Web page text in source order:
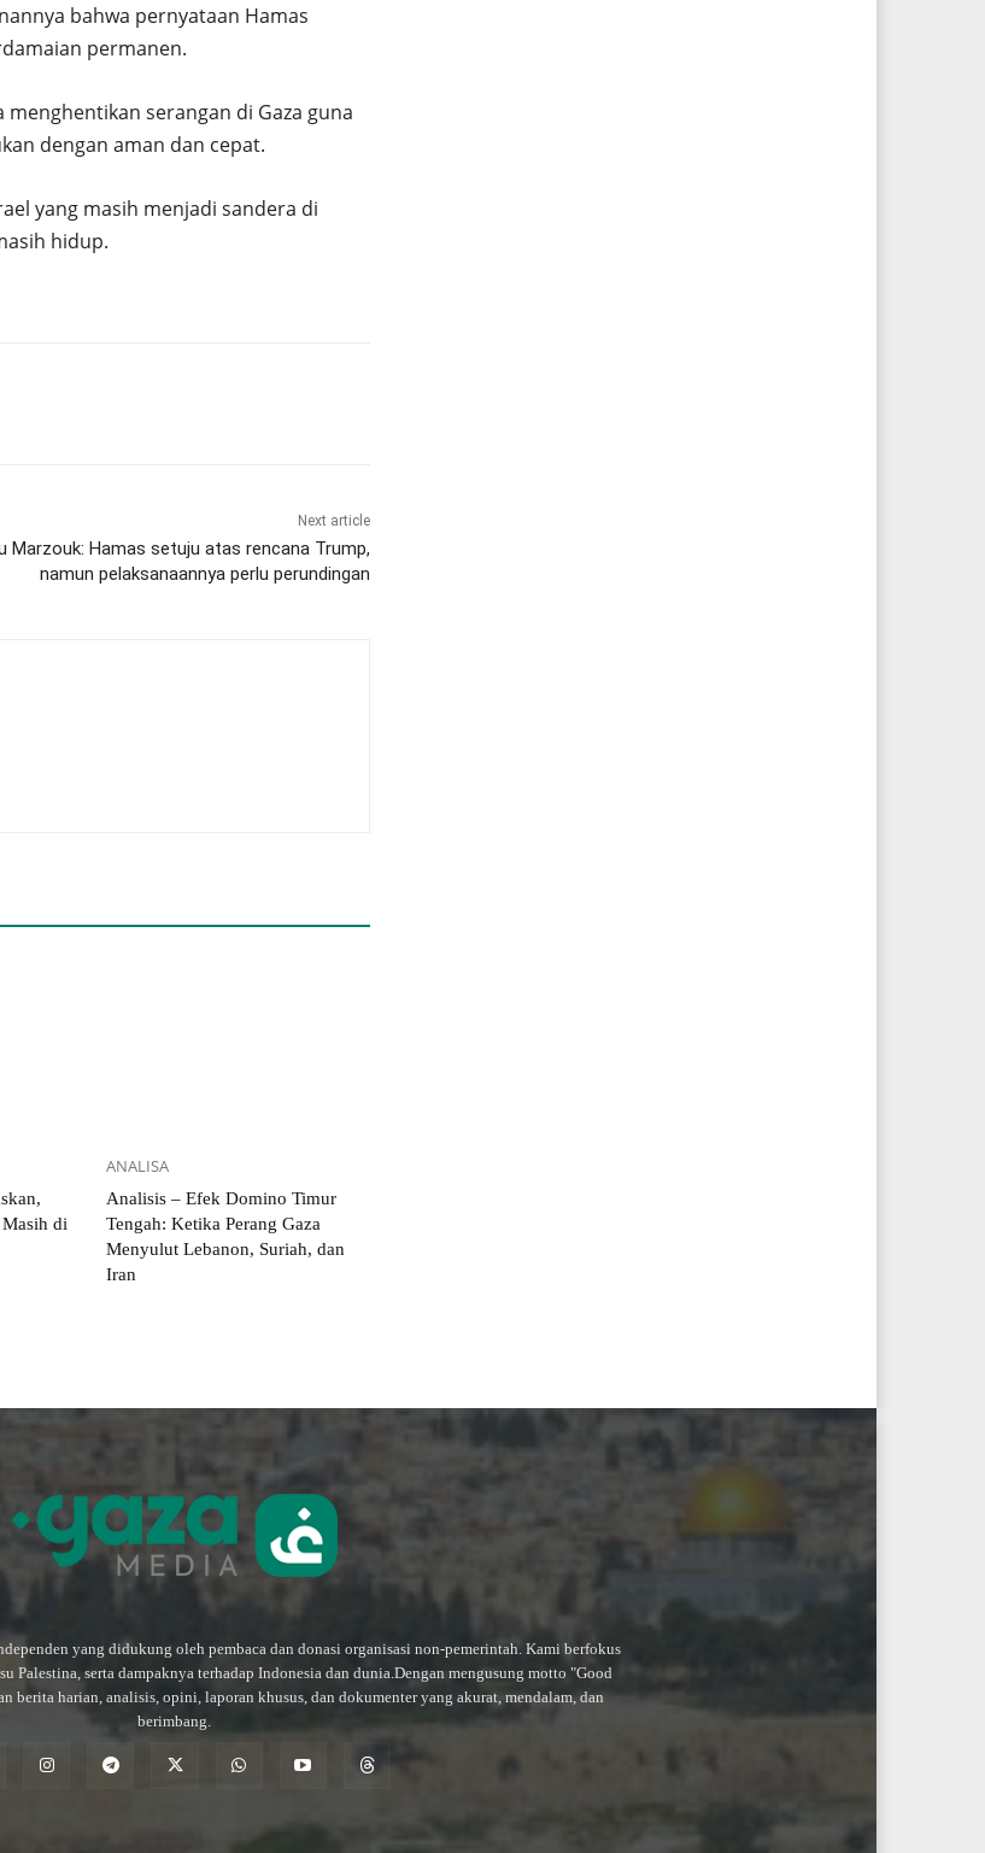
bahwa pernyataan Hamas
permanen.
serangan di Gaza guna
dengan aman dan cepat.
yang masih menjadi sandera di
hidup.
Next article
Marzouk: Hamas setuju atas rencana Trump,
namun pelaksanaannya perlu perundingan
di
ANALISA
Analisis – Efek Domino Timur
Tengah: Ketika Perang Gaza
Menyulut Lebanon, Suriah, dan
Iran
yang didukung oleh pembaca dan donasi organisasi non-pemerintah. Kami berfokus
Palestina, serta dampaknya terhadap Indonesia dan dunia.Dengan mengusung motto "Good
berita harian, analisis, opini, laporan khusus, dan dokumenter yang akurat, mendalam, dan
berimbang.